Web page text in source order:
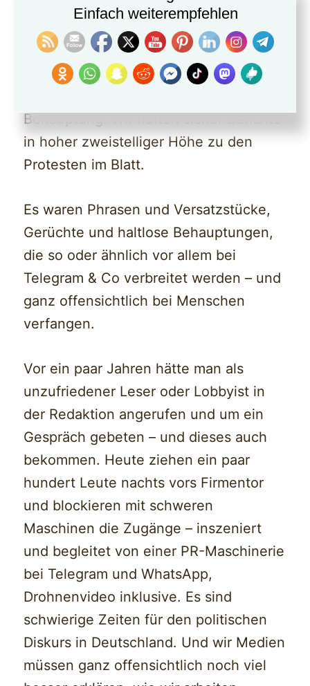
staatlich gelenkt – zwar über die Demos
gegen Rechtsextremismus berichteten,
aber nicht über die Proteste der
Landwirte und mittelständischen
Behauptung. Wir hatten sicher Berichte
in hoher zweistelliger Höhe zu den
Protesten im Blatt.
Es waren Phrasen und Versatzstücke,
Gerüchte und haltlose Behauptungen,
die so oder ähnlich vor allem bei
Telegram & Co verbreitet werden – und
ganz offensichtlich bei Menschen
verfangen.
Vor ein paar Jahren hätte man als
unzufriedener Leser oder Lobbyist in
der Redaktion angerufen und um ein
Gespräch gebeten – und dieses auch
bekommen. Heute ziehen ein paar
hundert Leute nachts vors Firmentor
und blockieren mit schweren
Maschinen die Zugänge – inszeniert
und begleitet von einer PR-Maschinerie
bei Telegram und WhatsApp,
Drohnenvideo inklusive. Es sind
schwierige Zeiten für den politischen
Diskurs in Deutschland. Und wir Medien
müssen ganz offensichtlich noch viel
Einfach weiterempfehlen